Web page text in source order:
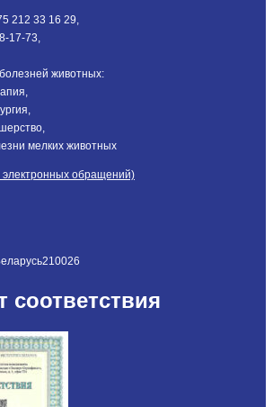
212 33 16 29,
17-73,
животных:
мелких животных
обращений)
210026
соответствия